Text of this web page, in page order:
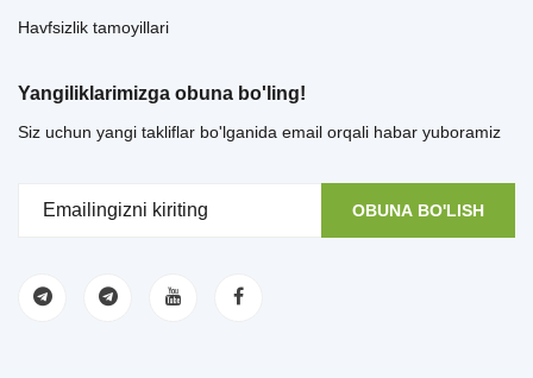
Havfsizlik tamoyillari
Yangiliklarimizga obuna bo'ling!
Siz uchun yangi takliflar bo'lganida email orqali habar yuboramiz
OBUNA BO'LISH